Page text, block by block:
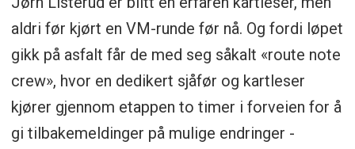
aldri før kjørt en VM-runde før nå. Og fordi løpet
gikk på asfalt får de med seg såkalt «route note
crew», hvor en dedikert sjåfør og kartleser
kjører gjennom etappen to timer i forveien for å
gi tilbakemeldinger på mulige endringer -